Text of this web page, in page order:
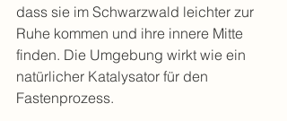
dass sie im Schwarzwald leichter zur
Ruhe kommen und ihre innere Mitte
finden. Die Umgebung wirkt wie ein
natürlicher Katalysator für den
Fastenprozess.